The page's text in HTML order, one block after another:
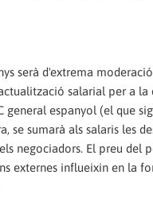
serà d'extrema
salarial per a
general espanyol (el que
se sumarà als salaris les
negociadors. El preu
externes influeixin en la